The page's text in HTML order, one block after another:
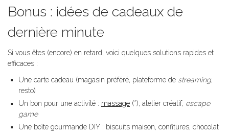
Bonus : idées de cadeaux de
dernière minute
Si vous êtes (encore) en retard, voici quelques solutions rapides et
efficaces :
Une carte cadeau (magasin préféré, plateforme de streaming,
resto)
Un bon pour une activité : massage (*), atelier créatif, escape
game
Une boîte gourmande DIY : biscuits maison, confitures, chocolat